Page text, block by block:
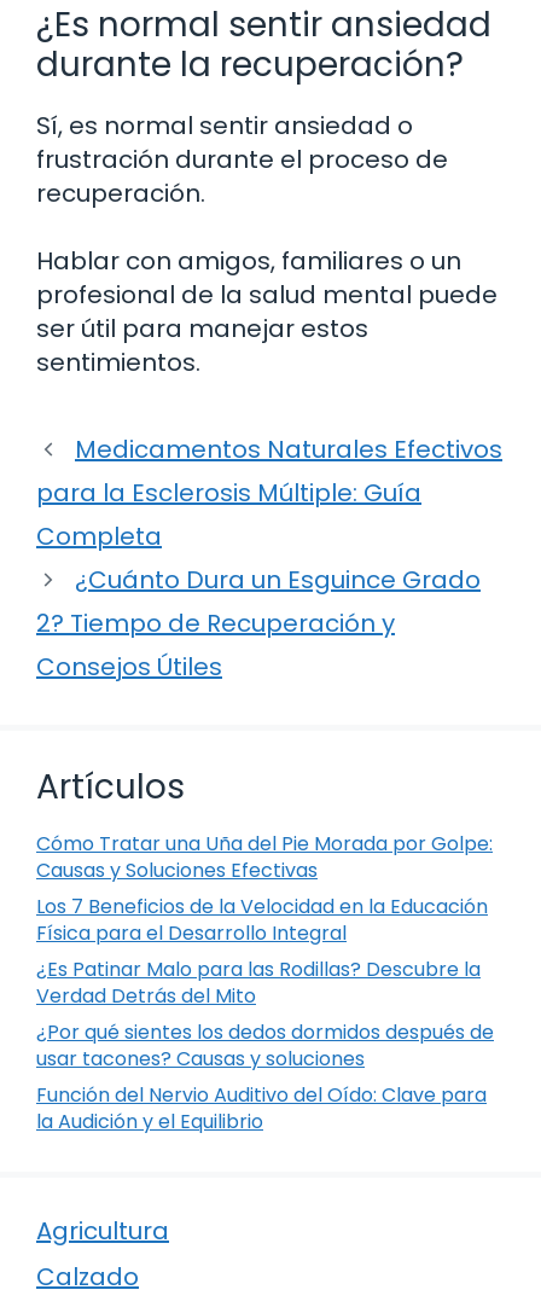
¿Es normal sentir ansiedad
durante la recuperación?
Sí, es normal sentir ansiedad o
frustración durante el proceso de
recuperación.
Hablar con amigos, familiares o un
profesional de la salud mental puede
ser útil para manejar estos
sentimientos.
Medicamentos Naturales Efectivos
para la Esclerosis Múltiple: Guía
Completa
¿Cuánto Dura un Esguince Grado
2? Tiempo de Recuperación y
Consejos Útiles
Artículos
Cómo Tratar una Uña del Pie Morada por Golpe:
Causas y Soluciones Efectivas
Los 7 Beneficios de la Velocidad en la Educación
Física para el Desarrollo Integral
¿Es Patinar Malo para las Rodillas? Descubre la
Verdad Detrás del Mito
¿Por qué sientes los dedos dormidos después de
usar tacones? Causas y soluciones
Función del Nervio Auditivo del Oído: Clave para
la Audición y el Equilibrio
Agricultura
Calzado